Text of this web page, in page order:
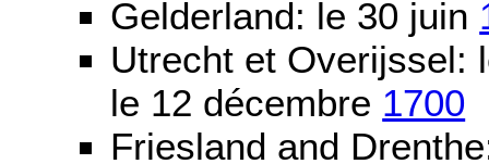
Gelderland: le 30 juin
Utrecht et Overijssel:
le 12 décembre 1700
Friesland and